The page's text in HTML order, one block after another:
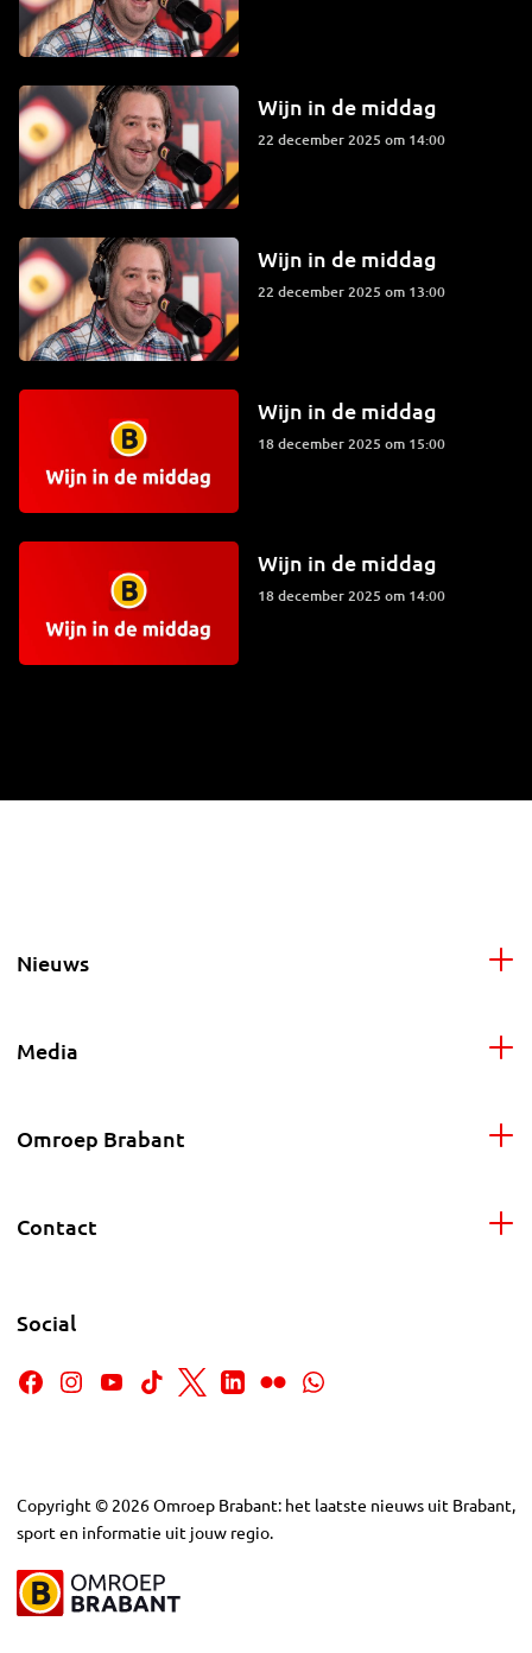
Wijn in de middag
22 december 2025 om 14:00
Wijn in de middag
22 december 2025 om 13:00
Wijn in de middag
18 december 2025 om 15:00
Wijn in de middag
18 december 2025 om 14:00
Nieuws
Media
Omroep Brabant
Contact
Social
Copyright © 2026Omroep Brabant: het laatste nieuws uit Brabant,
sport en informatie uit jouw regio.